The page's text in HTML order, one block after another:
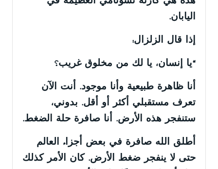
اليابان.
إذا قال الزلزال:
“يا إنسان، يا لك من مخلوق غريب؟
أنا ظاهرة طبيعية وأنا موجود. أنت الآن
تعرف مستقبلي أكثر أو أقل. بدوني،
ستنفجر هذه الأرض. أنا صافرة حلة الضغط.
أطلق الله صافرة في بعض أجزاء العالم
حتى لا ينفجر ضغط الأرض. كان الأمر كذلك